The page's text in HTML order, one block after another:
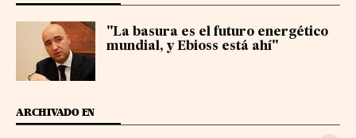
"La basura es el futuro energético
mundial, y Ebioss está ahí"
ARCHIVADO EN